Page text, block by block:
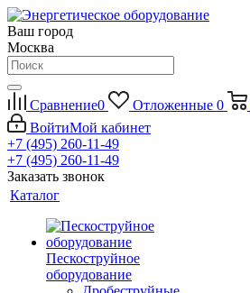
Ваш город
Москва
Сравнение0 Отложенные 0
ВойтиМой кабинет
+7 (495) 260-11-49
+7 (495) 260-11-49
Заказать звонок
Каталог
Пескоструйное
оборудование